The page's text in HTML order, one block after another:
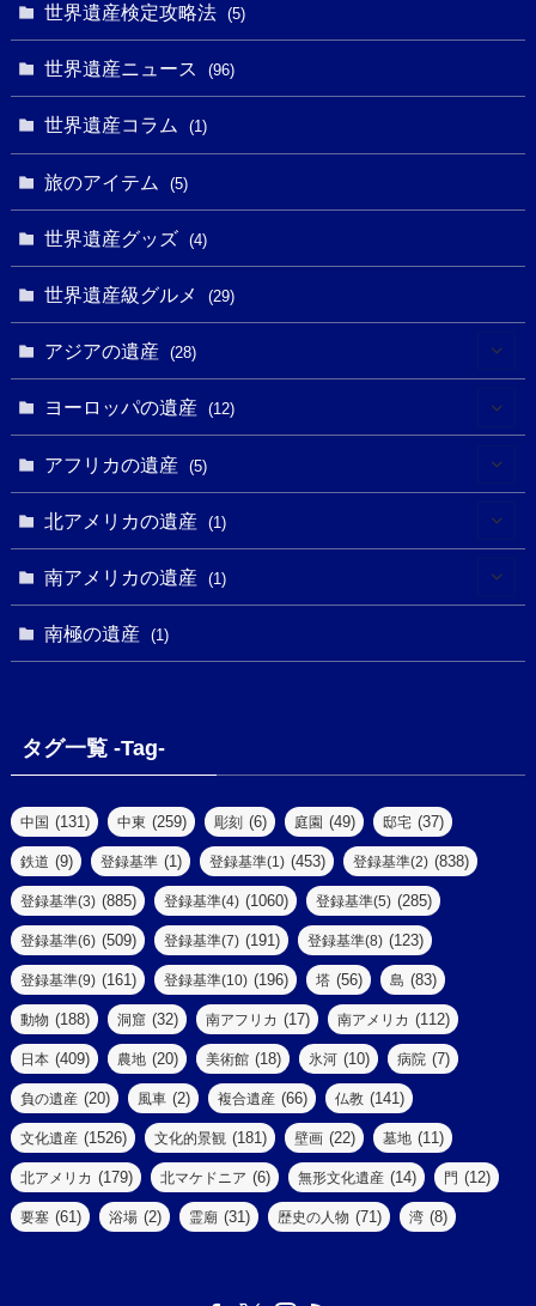
(5)
(18)
(3)
(7)
(5)
(39)
(290)
(7)
(6)
(3)
(3)
(6)
(4)
(2)
(5)
(16)
(62)
(14)
(61)
(9)
(2)
(17)
(8)
(73)
(11)
(2)
(1)
(5)
(2)
(2)
(8)
(4)
(8)
(2)
(2)
(10)
(1)
(1)
(10)
(7)
(2)
(47)
(9)
(3)
(5)
(19)
(8)
世界遺産検定攻略法 (5)
世界遺産ニュース (96)
世界遺産コラム (1)
旅のアイテム (5)
世界遺産グッズ (4)
世界遺産級グルメ (29)
アジアの遺産 (28)
(1)
(1)
(18)
(2)
(1)
ヨーロッパの遺産 (12)
(2)
(1)
(1)
(2)
(2)
アフリカの遺産 (5)
(3)
北アメリカの遺産 (1)
(1)
(1)
南アメリカの遺産 (1)
南極の遺産 (1)
タグ一覧 -Tag-
中国 (131) 中東 (259) 彫刻 (6) 庭園 (49) 邸宅 (37)
鉄道 (9) 登録基準 (1) 登録基準(1) (453) 登録基準(2) (838)
登録基準(3) (885) 登録基準(4) (1060) 登録基準(5) (285)
登録基準(6) (509) 登録基準(7) (191) 登録基準(8) (123)
登録基準(9) (161) 登録基準(10) (196) 塔 (56) 島 (83)
動物 (188) 洞窟 (32) 南アフリカ (17) 南アメリカ (112)
日本 (409) 農地 (20) 美術館 (18) 氷河 (10) 病院 (7)
負の遺産 (20) 風車 (2) 複合遺産 (66) 仏教 (141)
文化遺産 (1526) 文化的景観 (181) 壁画 (22) 墓地 (11)
北アメリカ (179) 北マケドニア (6) 無形文化遺産 (14) 門 (12)
要塞 (61) 浴場 (2) 霊廟 (31) 歴史の人物 (71) 湾 (8)